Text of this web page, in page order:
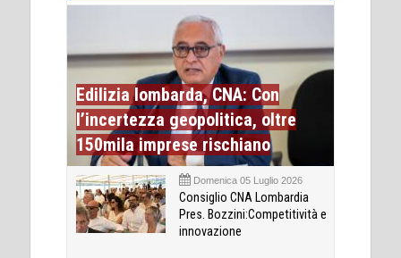
Edilizia lombarda, CNA: Con
l’incertezza geopolitica, oltre
150mila imprese rischiano
Domenica 05 Luglio 2026
Consiglio CNA Lombardia
Pres. Bozzini:Competitività e
innovazione